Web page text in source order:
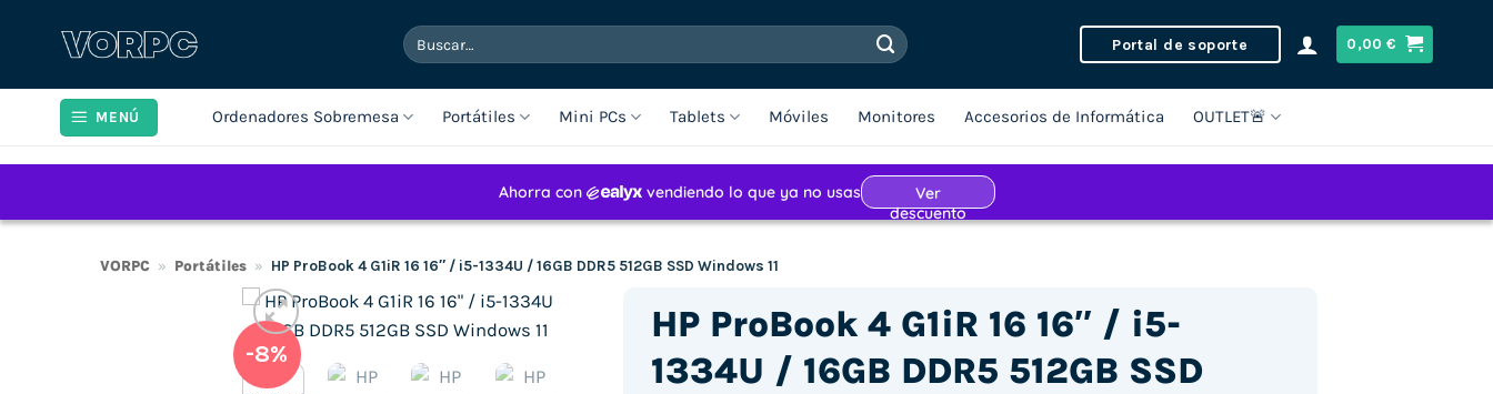
Buscar
por:
Portal de soporte 0,00€
MENÚ Ordenadores Sobremesa Portátiles Mini PCs Tablets Móviles Monitores Accesorios de Informática OUTLET🚨
VORPC » Portátiles » HP ProBook 4 G1iR 16 16″ / i5-1334U / 16GB DDR5 512GB SSD Windows 11
-8%
HP ProBook 4 G1iR 16 16″ / i5-
1334U / 16GB DDR5 512GB SSD